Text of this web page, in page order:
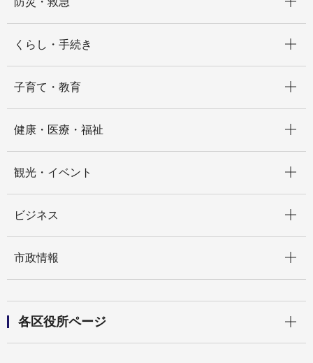
くらし・手続き
子育て・教育
健康・医療・福祉
観光・イベント
ビジネス
市政情報
各区役所ページ